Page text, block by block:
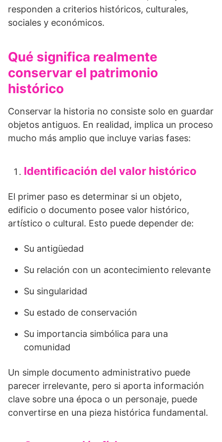
responden a criterios históricos, culturales,
sociales y económicos.
Qué significa realmente
conservar el patrimonio
histórico
Conservar la historia no consiste solo en guardar
objetos antiguos. En realidad, implica un proceso
mucho más amplio que incluye varias fases:
Identificación del valor histórico
El primer paso es determinar si un objeto,
edificio o documento posee valor histórico,
artístico o cultural. Esto puede depender de:
Su antigüedad
Su relación con un acontecimiento relevante
Su singularidad
Su estado de conservación
Su importancia simbólica para una
comunidad
Un simple documento administrativo puede
parecer irrelevante, pero si aporta información
clave sobre una época o un personaje, puede
convertirse en una pieza histórica fundamental.